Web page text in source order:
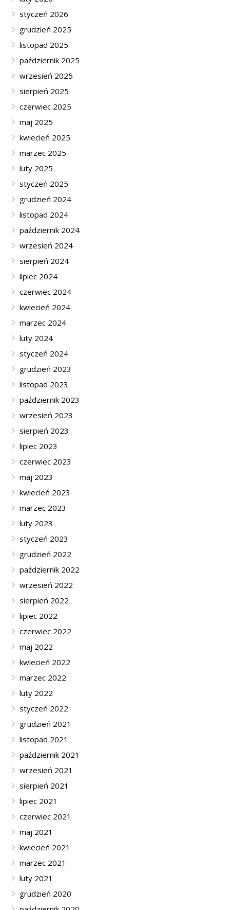
styczeń 2026
grudzień 2025
listopad 2025
październik 2025
wrzesień 2025
sierpień 2025
czerwiec 2025
maj 2025
kwiecień 2025
marzec 2025
luty 2025
styczeń 2025
grudzień 2024
listopad 2024
październik 2024
wrzesień 2024
sierpień 2024
lipiec 2024
czerwiec 2024
kwiecień 2024
marzec 2024
luty 2024
styczeń 2024
grudzień 2023
listopad 2023
październik 2023
wrzesień 2023
sierpień 2023
lipiec 2023
czerwiec 2023
maj 2023
kwiecień 2023
marzec 2023
luty 2023
styczeń 2023
grudzień 2022
październik 2022
wrzesień 2022
sierpień 2022
lipiec 2022
czerwiec 2022
maj 2022
kwiecień 2022
marzec 2022
luty 2022
styczeń 2022
grudzień 2021
listopad 2021
październik 2021
wrzesień 2021
sierpień 2021
lipiec 2021
czerwiec 2021
maj 2021
kwiecień 2021
marzec 2021
luty 2021
grudzień 2020